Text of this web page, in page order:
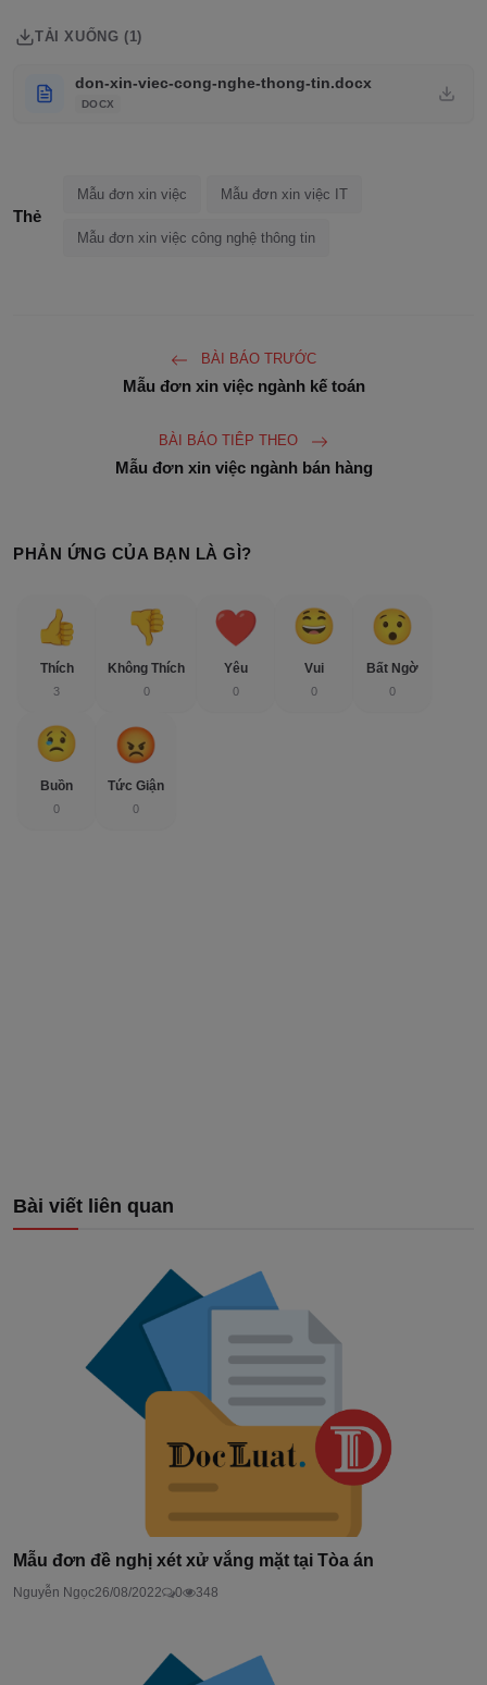
TẢI XUỐNG (1)
don-xin-viec-cong-nghe-thong-tin.docx
DOCX
Thẻ
Mẫu đơn xin việc Mẫu đơn xin việc IT
Mẫu đơn xin việc công nghệ thông tin
BÀI BÁO TRƯỚC
Mẫu đơn xin việc ngành kế toán
BÀI BÁO TIÊP THEO
Mẫu đơn xin việc ngành bán hàng
PHẢN ỨNG CỦA BẠN LÀ GÌ?
Thích
3
Không Thích
0
Yêu
0
Vui
0
Bất Ngờ
0
Buồn
0
Tức Giận
0
Bài viết liên quan
Mẫu đơn đề nghị xét xử vắng mặt tại Tòa án
Nguyễn Ngọc26/08/2022 0 348